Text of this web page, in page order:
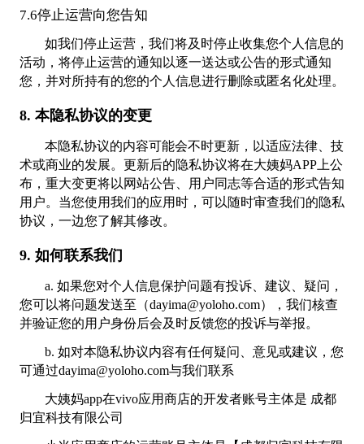
7.6停止运营向您告知
如我们停止运营，我们将及时停止收集您个人信息的
活动，将停止运营的通知以逐一送达或公告的形式通知
您，并对所持有的您的个人信息进行删除或匿名化处理。
8. 本隐私协议的变更
本隐私协议的内容可能会不时更新，以适应法律、技
术或商业的发展。更新后的隐私协议将在大姨妈APP上公
布，重大变更将以网站公告、用户同志等合适的形式告知
用户。当您使用我们的应用时，可以随时审查我们的隐私
协议，一边您了解其修改。
9. 如何联系我们
a. 如果您对个人信息保护问题有投诉、建议、疑问，
您可以将问题发送至（dayima@yoloho.com），我们核查
并验证您的用户身份后会及时反馈您的投诉与举报。
b. 如对本隐私协议内容有任何疑问、意见或建议，您
可通过dayima@yoloho.com与我们联系
大姨妈app在vivo应用商店的开发者账号主体是 成都
归宜科技有限公司